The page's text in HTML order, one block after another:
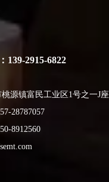
139-2915-6822
源镇富民工业区1号之一J座
28787057
8912560